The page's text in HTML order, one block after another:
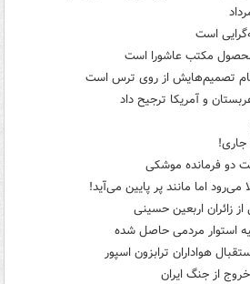
است
مکتب عاشورا است
تصمیم‌هایش از روی ترس است
و آمریکا ترجیح داد
جاری!
دو فرمانده‌ موشکی
اما مانند پر پایین می‌آید!
زائران اربعین حسینی
استوار مردمی حاصل شده
هواداران ترابزون اسپور
از جنگ ایران